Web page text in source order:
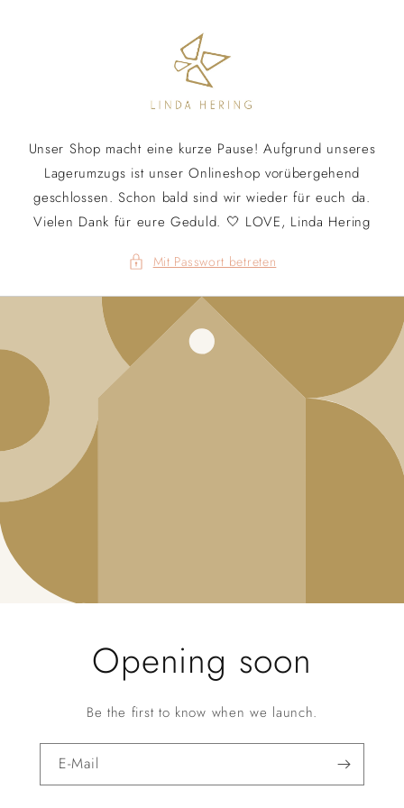
Unser Shop macht eine kurze Pause! Aufgrund unseres
Lagerumzugs ist unser Onlineshop vorübergehend
geschlossen. Schon bald sind wir wieder für euch da.
Vielen Dank für eure Geduld. 🤍 LOVE, Linda Hering
Mit Passwort betreten
Opening soon
Be the first to know when we launch.
E-Mail